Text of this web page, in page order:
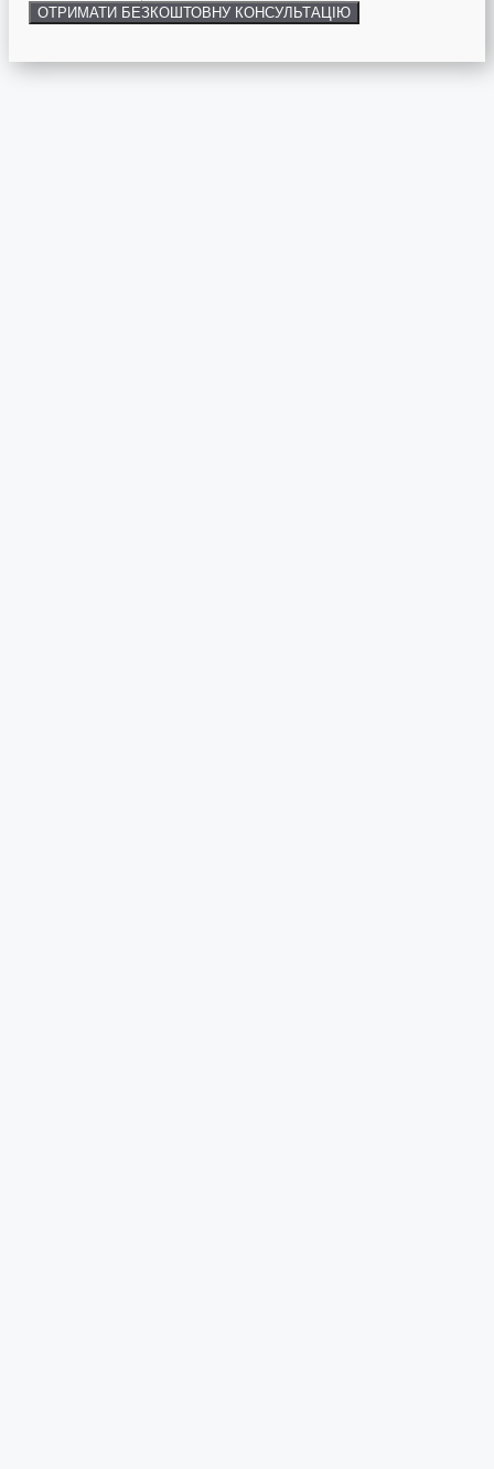
ОТРИМАТИ БЕЗКОШТОВНУ КОНСУЛЬТАЦІЮ